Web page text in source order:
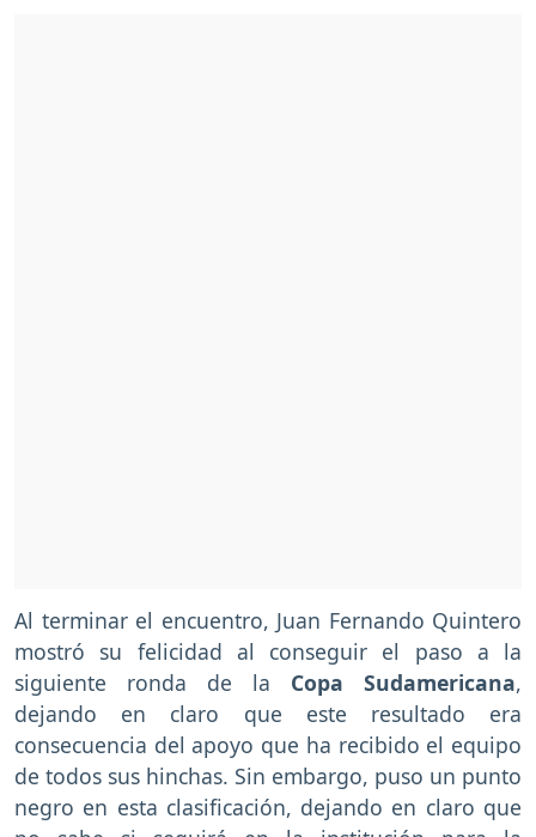
Al terminar el encuentro, Juan Fernando Quintero
mostró su felicidad al conseguir el paso a la
siguiente ronda de la Copa Sudamericana,
dejando en claro que este resultado era
consecuencia del apoyo que ha recibido el equipo
de todos sus hinchas. Sin embargo, puso un punto
negro en esta clasificación, dejando en claro que